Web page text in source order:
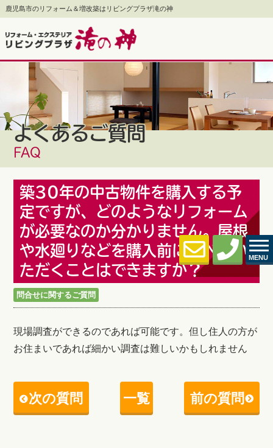
鹿児島市のリフォーム＆増改築はリビングプラザ滝の神
MENU
よくあるご質問
FAQ
築30年の中古物件を購入する予
定ですが、どのようなリフォーム
が必要なのか分かりません。屋根
や水廻りなどを購入前に調べてい
ただくことはできますか？
問合せに関するご質問
現場調査ができるのであれば可能です。但し住人の方が
お住まいであれば細かい調査は難しいかもしれません
次の質問 一覧 前の質問